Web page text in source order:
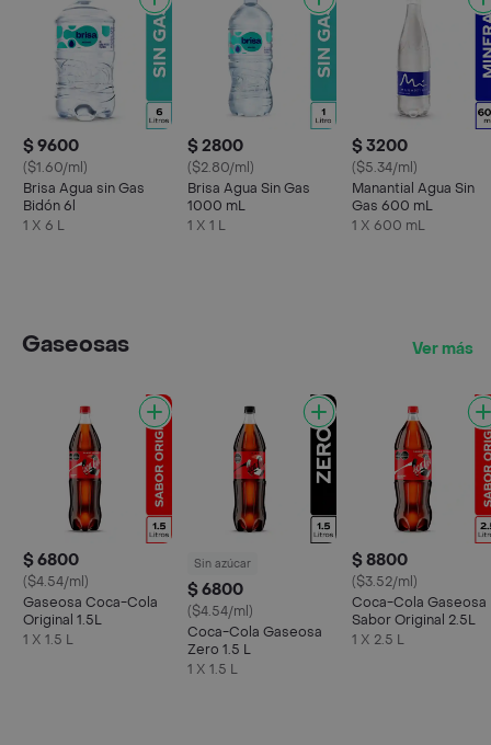
$ 9600
($1.60/ml)
Brisa Agua sin Gas
Bidón 6l
1 X 6 L
$ 2800
($2.80/ml)
Brisa Agua Sin Gas
1000 mL
1 X 1 L
$ 3200
($5.34/ml)
Manantial Agua Sin
Gas 600 mL
1 X 600 mL
Gaseosas Ver más
$ 6800
($4.54/ml)
Gaseosa Coca-Cola
Original 1.5L
1 X 1.5 L
Sin azúcar
$ 6800
($4.54/ml)
Coca-Cola Gaseosa
Zero 1.5 L
1 X 1.5 L
$ 8800
($3.52/ml)
Coca-Cola Gaseosa
Sabor Original 2.5L
1 X 2.5 L